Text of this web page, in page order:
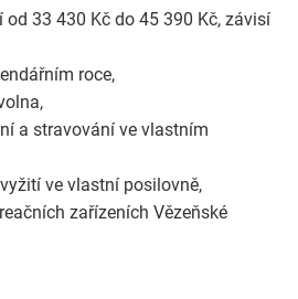
od 33 430 Kč do 45 390 Kč, závisí
roce,
a stravování ve vlastním
ve vlastní posilovně,
zařízeních Vězeňské